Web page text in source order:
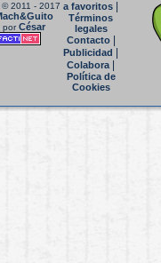
© 2011 - 2017
porCésar
a favoritos
Términos
legales
Contacto|
Publicidad
Colabora|
Política de
Cookies